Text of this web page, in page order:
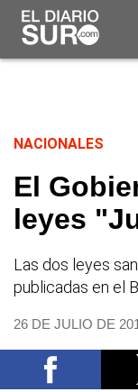
NACIONALES
El
leyes
Las dos leyes
publicadas en el
26 DE JULIO DE